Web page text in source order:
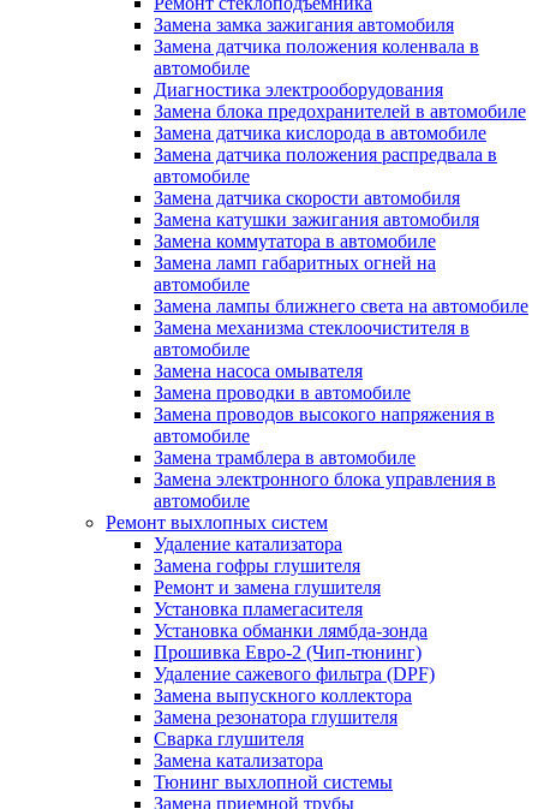
Замена замка зажигания автомобиля
Замена датчика положения коленвала в
автомобиле
Диагностика электрооборудования
Замена блока предохранителей в автомобиле
Замена датчика кислорода в автомобиле
Замена датчика положения распредвала в
автомобиле
Замена датчика скорости автомобиля
Замена катушки зажигания автомобиля
Замена коммутатора в автомобиле
Замена ламп габаритных огней на
автомобиле
Замена лампы ближнего света на автомобиле
Замена механизма стеклоочистителя в
автомобиле
Замена насоса омывателя
Замена проводки в автомобиле
Замена проводов высокого напряжения в
автомобиле
Замена трамблера в автомобиле
Замена электронного блока управления в
автомобиле
Ремонт выхлопных систем
Удаление катализатора
Замена гофры глушителя
Ремонт и замена глушителя
Установка пламегасителя
Установка обманки лямбда-зонда
Прошивка Евро-2 (Чип-тюнинг)
Удаление сажевого фильтра (DPF)
Замена выпускного коллектора
Замена резонатора глушителя
Сварка глушителя
Замена катализатора
Тюнинг выхлопной системы
Замена приемной трубы